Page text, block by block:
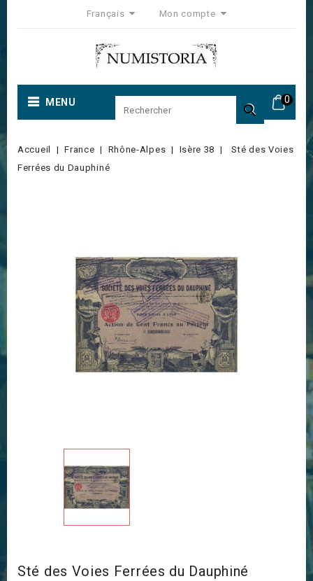
Français Mon compte
0
MENU 
Accueil France Rhône-Alpes Isère 38
Sté des Voies
Ferrées du Dauphiné
Sté des Voies Ferrées du Dauphiné